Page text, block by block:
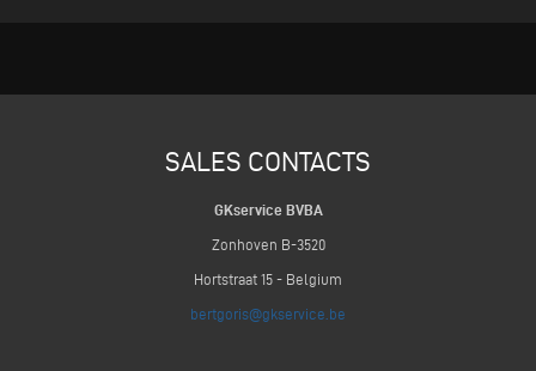
SALES CONTACTS
GKservice BVBA
Zonhoven B-3520
Hortstraat 15 - Belgium
bertgoris@gkservice.be